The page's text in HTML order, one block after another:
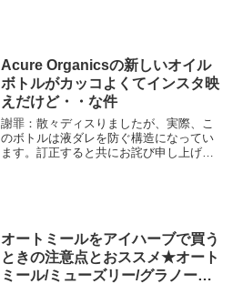
Acure Organicsの新しいオイル
ボトルがカッコよくてインスタ映
えだけど・・な件
謝罪：散々ディスりましたが、実際、こ
のボトルは液ダレを防ぐ構造になってい
ます。訂正すると共にお詫び申し上げま
オートミールをアイハーブで買う
ときの注意点とおススメ★オート
ミール/ミューズリー/グラノーラ